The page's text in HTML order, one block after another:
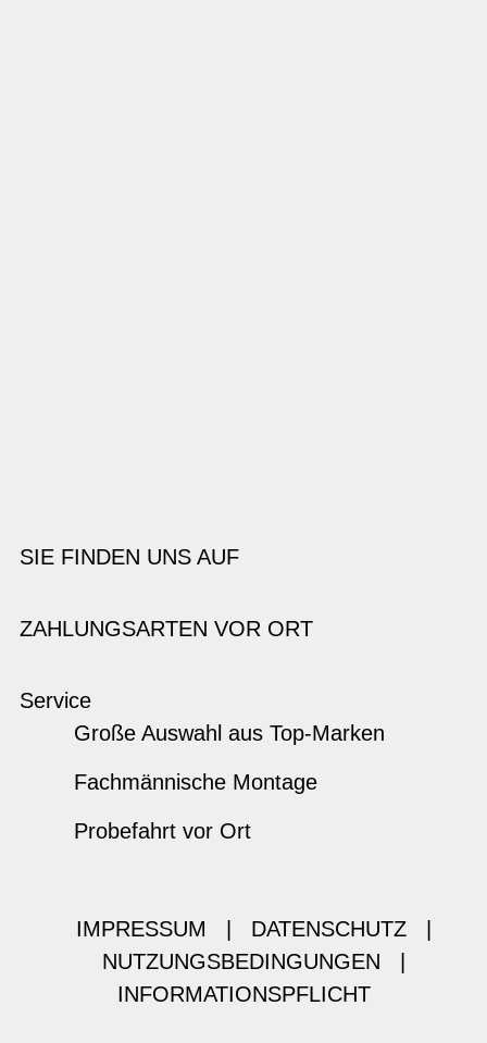
SIE FINDEN UNS AUF
ZAHLUNGSARTEN VOR ORT
Service
Große Auswahl aus Top-Marken
Fachmännische Montage
Probefahrt vor Ort
IMPRESSUM DATENSCHUTZ
NUTZUNGSBEDINGUNGEN
INFORMATIONSPFLICHT